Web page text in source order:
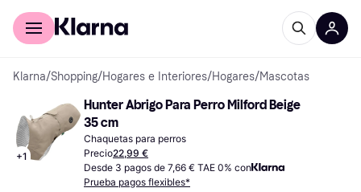
Comprar con Klarna
Klarna/Shopping/Hogares e Interiores/Hogares/Mascotas
+1
Hunter Abrigo Para Perro Milford Beige
35 cm
Chaquetas para perros
Precio22,99 €
Desde 3 pagos de 7,66 € TAE 0% con
Prueba pagos flexibles*